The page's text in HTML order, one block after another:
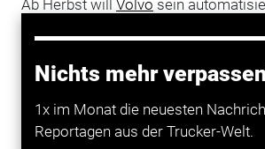
Nichts mehr
1x im Monat die neuesten
Reportagen aus der Trucker-Welt.
Ab Herbst will Volvo sein
Getriebe mit Doppelkupplung
das erste DSG-Getriebe
auf dem Markt hätten. Beim
gewechselt. Deshalb liegt das
Schalten nahezu ununterbrochen an